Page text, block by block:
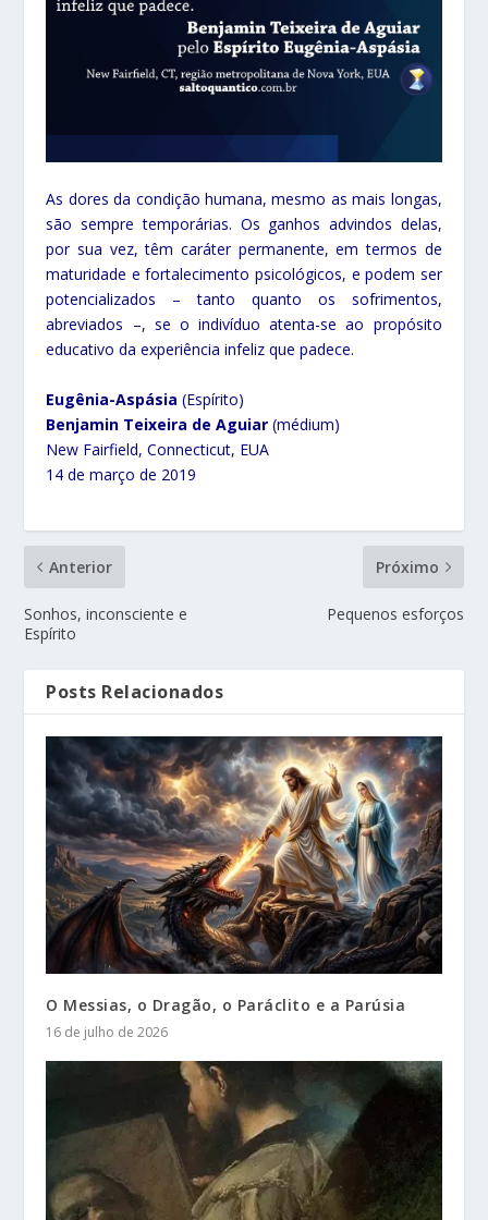
As dores da condição humana, mesmo as mais longas,
são sempre temporárias. Os ganhos advindos delas,
por sua vez, têm caráter permanente, em termos de
maturidade e fortalecimento psicológicos, e podem ser
potencializados – tanto quanto os sofrimentos,
abreviados –, se o indivíduo atenta-se ao propósito
educativo da experiência infeliz que padece.
Eugênia-Aspásia(Espírito)
Benjamin Teixeira de Aguiar (médium)
New Fairfield, Connecticut, EUA
14 de março de 2019
Anterior
Sonhos, inconsciente e
Espírito
Próximo
Pequenos esforços
Posts Relacionados
O Messias, o Dragão, o Paráclito e a Parúsia
16 de julho de 2026